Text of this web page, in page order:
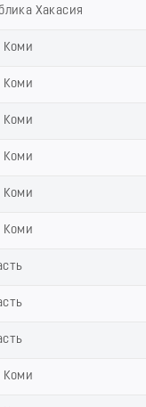
Хакасия
Коми
Коми
Коми
Коми
Коми
Коми
Коми